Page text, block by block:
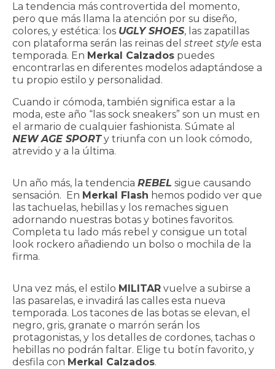
La tendencia más controvertida del momento,
pero que más llama la atención por su diseño,
colores, y estética: los UGLY SHOES, las zapatillas
con plataforma serán las reinas del street style esta
temporada. En Merkal Calzados puedes
encontrarlas en diferentes modelos adaptándose a
tu propio estilo y personalidad.
Cuando ir cómoda, también significa estar a la
moda, este año “las sock sneakers” son un must en
el armario de cualquier fashionista. Súmate al
NEW AGE SPORTy triunfa con un look cómodo,
atrevido y a la última.
Un año más, la tendencia REBEL sigue causando
sensación. En Merkal Flash hemos podido ver que
las tachuelas, hebillas y los remaches siguen
adornando nuestras botas y botines favoritos.
Completa tu lado más rebel y consigue un total
look rockero añadiendo un bolso o mochila de la
firma.
Una vez más, el estilo MILITAR vuelve a subirse a
las pasarelas, e invadirá las calles esta nueva
temporada. Los tacones de las botas se elevan, el
negro, gris, granate o marrón serán los
protagonistas, y los detalles de cordones, tachas o
hebillas no podrán faltar. Elige tu botín favorito, y
desfila con Merkal Calzados.